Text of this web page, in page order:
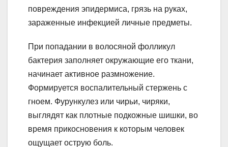
повреждения эпидермиса, грязь на руках,
зараженные инфекцией личные предметы.
При попадании в волосяной фолликул
бактерия заполняет окружающие его ткани,
начинает активное размножение.
Формируется воспалительный стержень с
гноем. Фурункулез или чирьи, чиряки,
выглядят как плотные подкожные шишки, во
время прикосновения к которым человек
ощущает острую боль.